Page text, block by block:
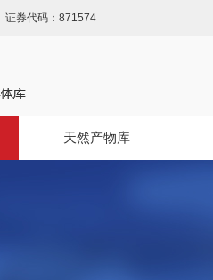
证券代码：871574
天然产物库